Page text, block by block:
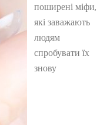
поширені міфи,
які заважають
людям
спробувати їх
знову